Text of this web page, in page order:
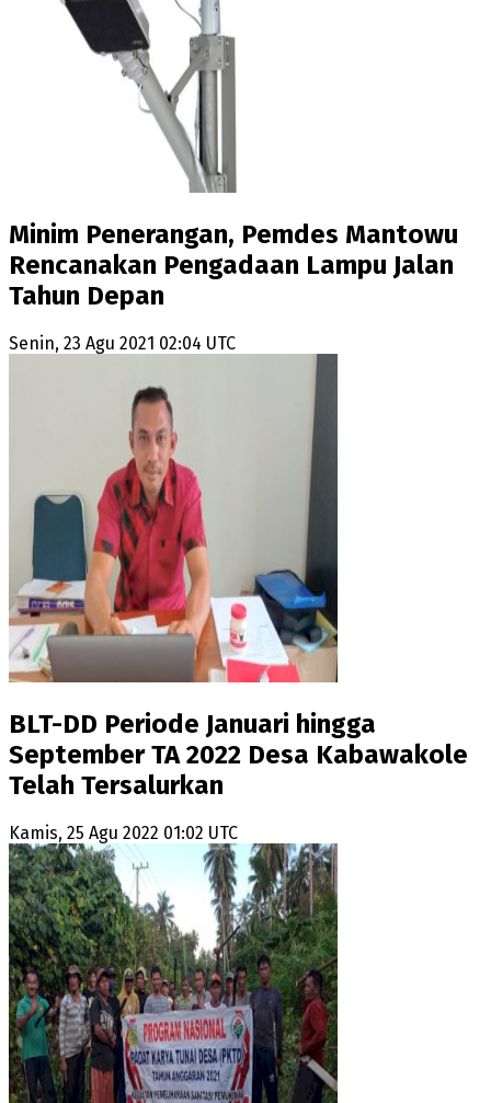
Minim Penerangan, Pemdes Mantowu
Rencanakan Pengadaan Lampu Jalan
Tahun Depan
Senin, 23 Agu 2021 02:04 UTC
BLT-DD Periode Januari hingga
September TA 2022 Desa Kabawakole
Telah Tersalurkan
Kamis, 25 Agu 2022 01:02 UTC